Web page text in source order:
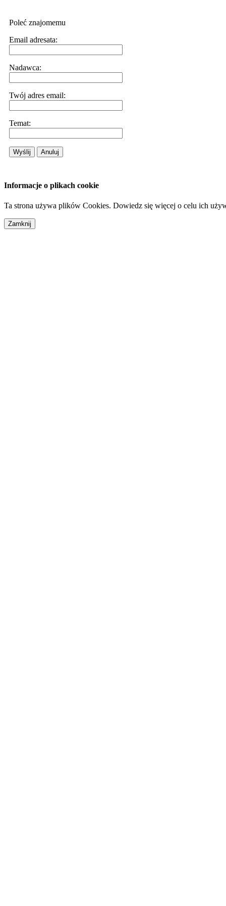
Poleć znajomemu
Email adresata:
Nadawca:
Twój adres email:
Temat:
Wyślij Anuluj
Informacje o plikach cookie
Ta strona używa plików Cookies. Dowiedz się więcej o celu ich